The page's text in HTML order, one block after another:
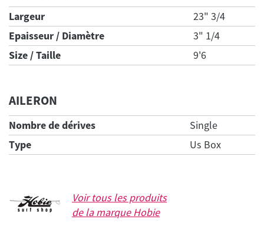
Largeur
23" 3/4
Epaisseur / Diamètre
3" 1/4
Size / Taille
9'6
AILERON
Nombre de dérives
Single
Type
Us Box
Voir tous les produits
de la marqueHobie